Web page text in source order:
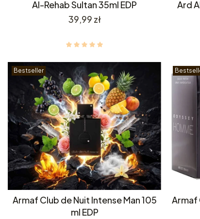
Al-Rehab Sultan 35ml EDP
Cena
39,99 zł
Ard
Bestseller
Armaf Club de Nuit Intense Man 105
ml EDP
Armaf